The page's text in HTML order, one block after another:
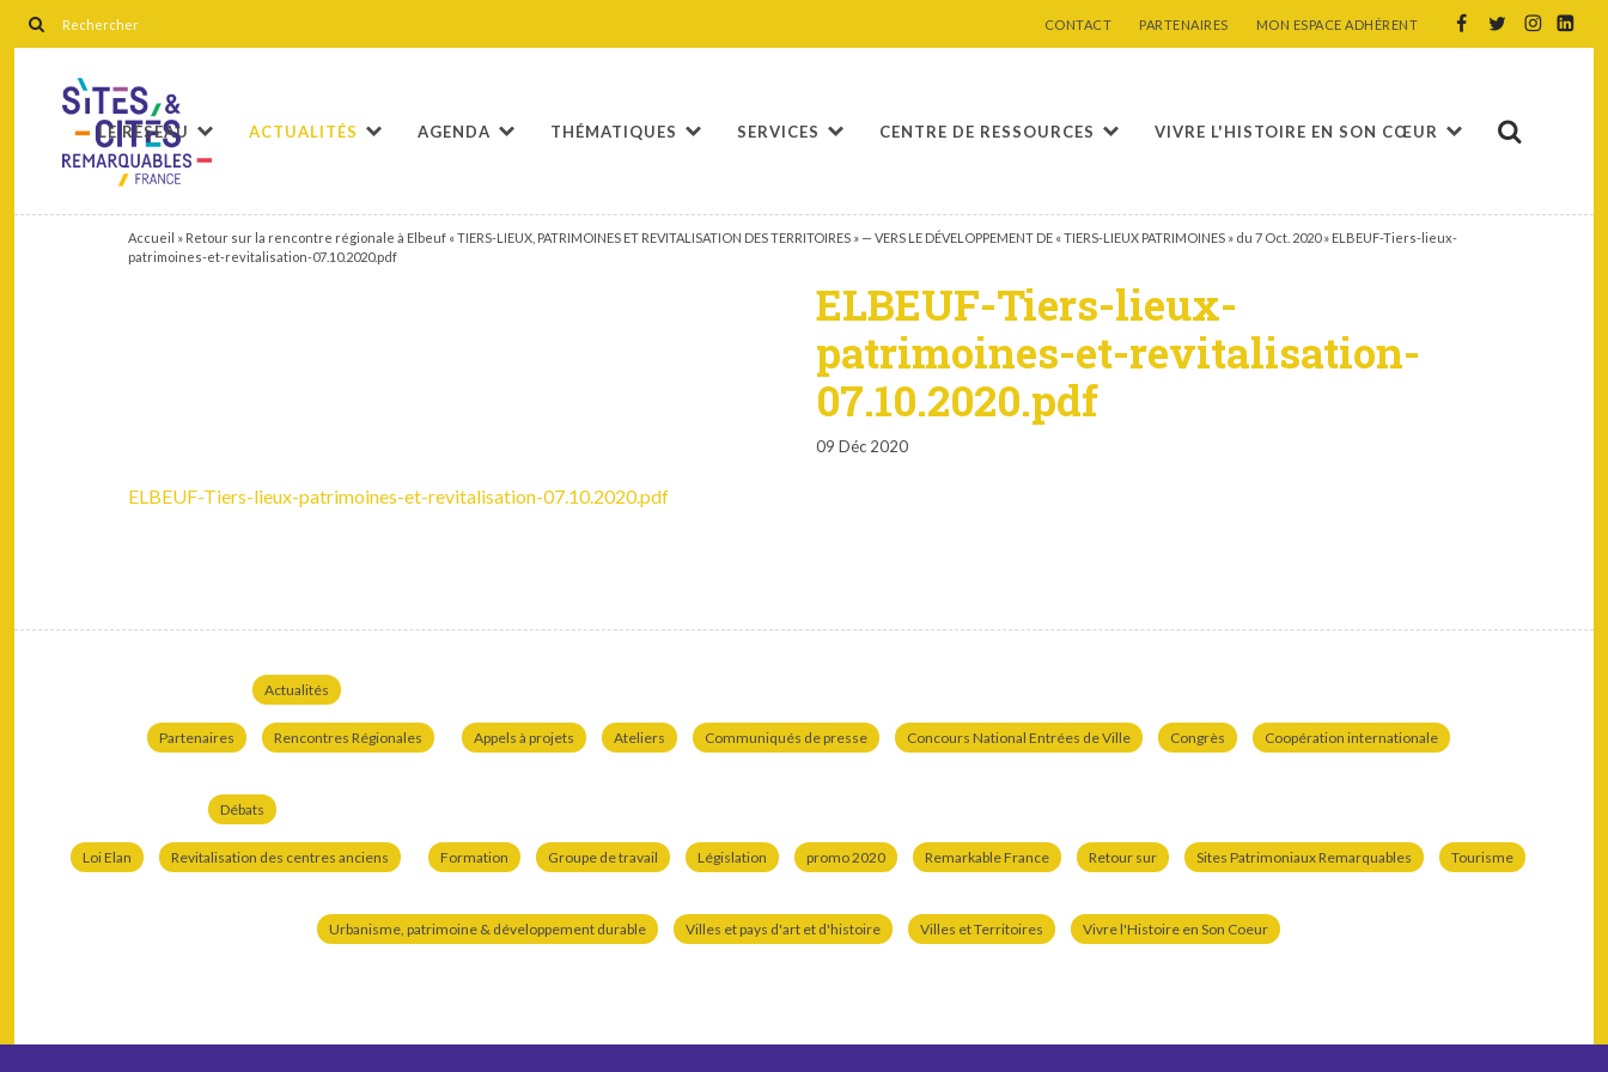
CONTACT PARTENAIRES MON ESPACE ADHÉRENT
LE RÉSEAU ACTUALITÉS AGENDA THÉMATIQUES SERVICES CENTRE DE RESSOURCES VIVRE L'HISTOIRE EN SON CŒUR
Accueil » Retour sur la rencontre régionale à Elbeuf « TIERS-LIEUX, PATRIMOINES ET REVITALISATION DES TERRITOIRES » — VERS LE DÉVELOPPEMENT DE « TIERS-LIEUX PATRIMOINES » du 7 Oct. 2020» ELBEUF-Tiers-lieux-
patrimoines-et-revitalisation-07.10.2020.pdf
ELBEUF-Tiers-lieux-
patrimoines-et-revitalisation-
07.10.2020.pdf
09 Déc 2020
ELBEUF-Tiers-lieux-patrimoines-et-revitalisation-07.10.2020.pdf
Actualités
Partenaires Rencontres Régionales Appels à projets Ateliers Communiqués de presse Concours National Entrées de Ville Congrès Coopération internationale
Débats
Loi Elan Revitalisation des centres anciens Formation Groupe de travail Législation promo 2020 Remarkable France Retour sur Sites Patrimoniaux Remarquables Tourisme
Urbanisme, patrimoine & développement durable Villes et pays d'art et d'histoire Villes et Territoires Vivre l'Histoire en Son Coeur